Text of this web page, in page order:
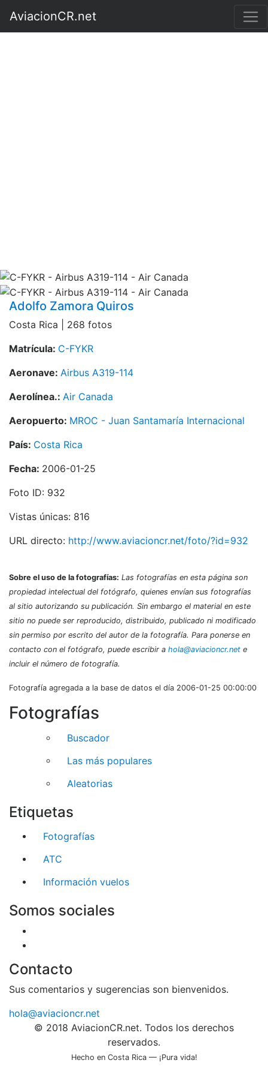
AviacionCR.net
Adolfo Zamora Quiros
Costa Rica | 268 fotos
Matrícula: C-FYKR
Aeronave: Airbus A319-114
Aerolínea.: Air Canada
Aeropuerto: MROC - Juan Santamaría Internacional
País: Costa Rica
Fecha: 2006-01-25
Foto ID: 932
Vistas únicas: 816
URL directo: http://www.aviacioncr.net/foto/?id=932
Sobre el uso de la fotografías: Las fotografías en esta página son
propiedad intelectual del fotógrafo, quienes envían sus fotografías
al sitio autorizando su publicación. Sin embargo el material en este
sitio no puede ser reproducido, distribuido, publicado ni modificado
sin permiso por escrito del autor de la fotografía. Para ponerse en
contacto con el fotógrafo, puede escribir a hola@aviacioncr.net e
incluir el número de fotografía.
Fotografía agregada a la base de datos el día 2006-01-25 00:00:00
Fotografías
Buscador
Las más populares
Aleatorias
Etiquetas
Fotografías
ATC
Información vuelos
Somos sociales
Contacto
Sus comentarios y sugerencias son bienvenidos.
hola@aviacioncr.net
© 2018 AviacionCR.net. Todos los derechos
reservados.
Hecho en Costa Rica — ¡Pura vida!